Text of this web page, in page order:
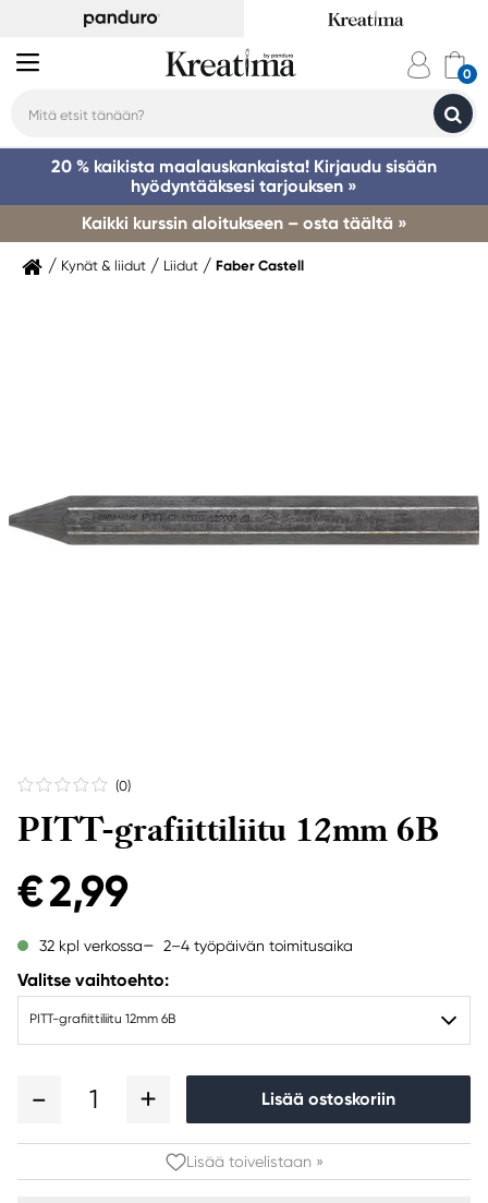
20 % kaikista maalauskankaista! Kirjaudu sisään
hyödyntääksesi tarjouksen »
Kaikki kurssin aloitukseen – osta täältä »
Kynät & liidut Liidut Faber Castell
(0)
PITT-grafiittiliitu 12mm 6B
€ 2,99
32 kpl verkossa 2–4 työpäivän toimitusaika
Valitse vaihtoehto:
PITT-grafiittiliitu 12mm 6B
1 Lisää ostoskoriin
Lisää toivelistaan »